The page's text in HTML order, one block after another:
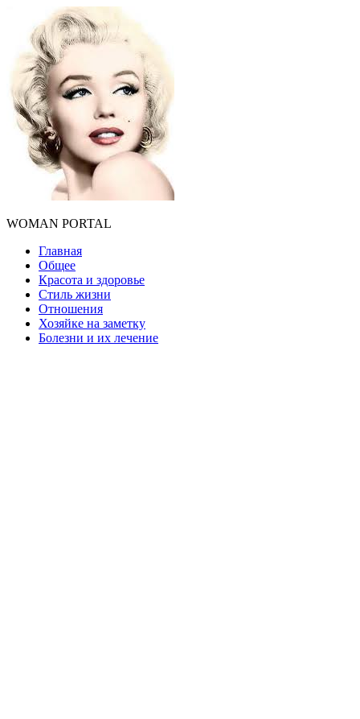
WOMAN PORTAL
Главная
Общее
Красота и здоровье
Стиль жизни
Отношения
Хозяйке на заметку
Болезни и их лечение